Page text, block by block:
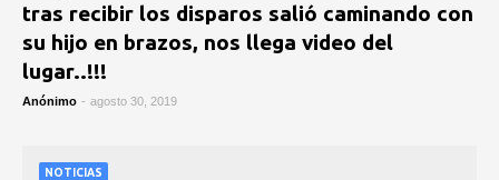
tras recibir los disparos salió caminando con
su hijo en brazos, nos llega video del
lugar..!!!
Anónimo - agosto 30, 2019
NOTICIAS